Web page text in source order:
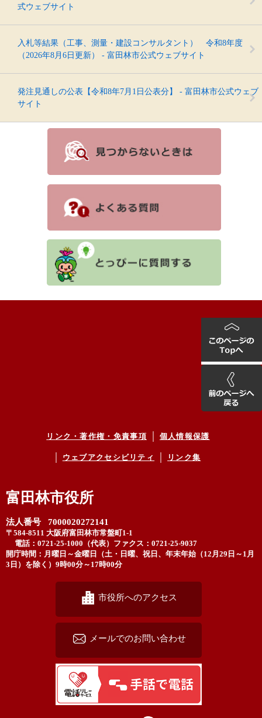
式ウェブサイト
入札等結果（工事、測量・建設コンサルタント） 令和8年度
（2026年8月6日更新） - 富田林市公式ウェブサイト
発注見通しの公表【令和8年7月1日公表分】 - 富田林市公式ウェブ
サイト
リンク・著作権・免責事項 個人情報保護
ウェブアクセシビリティ リンク集
富田林市役所
法人番号 7000020272141
〒584-8511 大阪府富田林市常盤町1-1
電話：0721-25-1000（代表） ファクス：0721-25-9037
開庁時間：月曜日～金曜日（土・日曜、祝日、年末年始（12月29日～1月
3日）を除く）9時00分～17時00分
市役所へのアクセス
メールでのお問い合わせ